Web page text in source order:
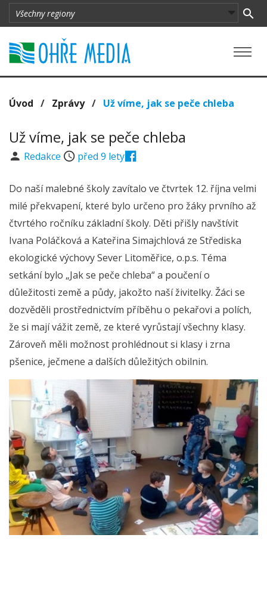
Úvod / Zprávy/ Už víme, jak se peče chleba
Už víme, jak se peče chleba
Redakce před 9 lety
Do naší malebné školy zavítalo ve čtvrtek 12. října velmi
milé překvapení, které bylo určeno pro žáky prvního až
čtvrtého ročníku základní školy. Děti přišly navštívit
Ivana Poláčková a Kateřina Simajchlová ze Střediska
ekologické výchovy Sever Litoměřice, o.p.s. Téma
setkání bylo „Jak se peče chleba“ a poučení o
důležitosti země a půdy, jakožto naší živitelky. Žáci se
dozvěděli prostřednictvím příběhu o pekařovi a polích,
že si mají vážit země, ze které vyrůstají všechny klasy.
Zároveň měli možnost prohlédnout si klasy i zrna
pšenice, ječmene a dalších důležitých obilnin.